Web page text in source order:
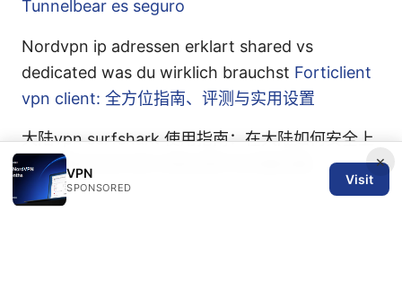
Tunnelbear es seguro
Nordvpn ip adressen erklart shared vs
dedicated was du wirklich brauchst Forticlient
vpn client: 全方位指南、评测与实用设置
大陆vpn surfshark 使用指南：在大陆如何安全上
网、解锁全球内容与隐私保护的完整攻略
×
VPN
SPONSORED
Visit